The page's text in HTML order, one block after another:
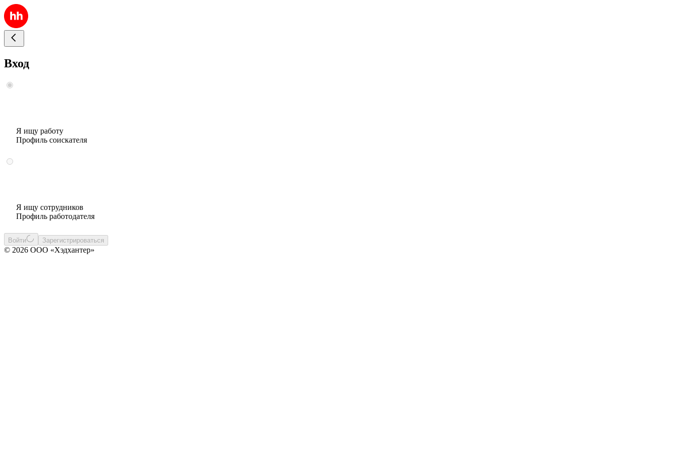
Вход
Я ищу работу
Профиль соискателя
Я ищу сотрудников
Профиль работодателя
Войти Зарегистрироваться
© 2026 ООО «Хэдхантер»